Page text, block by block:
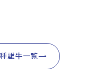
雄牛一覧